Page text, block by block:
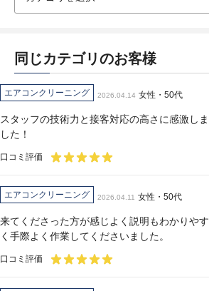
同じカテゴリのお客様
エアコンクリーニング 2026.04.14 女性・50代
スタッフの技術力と接客対応の高さに感激しま
した！
口コミ評価
エアコンクリーニング 2026.04.11 女性・50代
来てくださった方が感じよく説明もわかりやす
く手際よく作業してくださいました。
口コミ評価